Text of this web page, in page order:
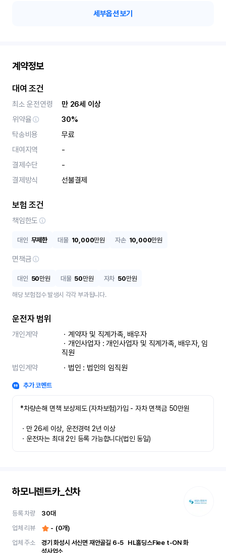
세부옵션 보기
계약정보
대여 조건
최소 운전연령
만 26세 이상
위약율
30%
탁송비용
무료
대여지역
-
결제수단
-
결제방식
선불결제
보험 조건
책임한도
대인 무제한 대물 10,000만원 자손 10,000만원
면책금
대인 50만원 대물 50만원 자차 50만원
해당 보험접수 발생시 각각 부과됩니다.
운전자 범위
개인계약
ㆍ계약자 및 직계가족, 배우자
ㆍ개인사업자 : 개인사업자 및 직계가족, 배우자, 임
직원
법인계약
ㆍ법인 : 법인의 임직원
추가 코멘트
*차량손해 면책 보상제도 (자차보험)가입 - 자차 면책금 50만원
ㆍ만 26세 이상, 운전경력 2년 이상
ㆍ운전자는 최대 2인 등록 가능합니다(법인 동일)
하모니렌트카_신차
등록 차량 30대
업체 리뷰
- (0개)
업체 주소
경기 화성시 서신면 재안골길 6-5	 HL홀딩스Flee t-ON 화
성사업소